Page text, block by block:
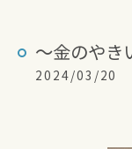
〜金のやき
2024/03/20